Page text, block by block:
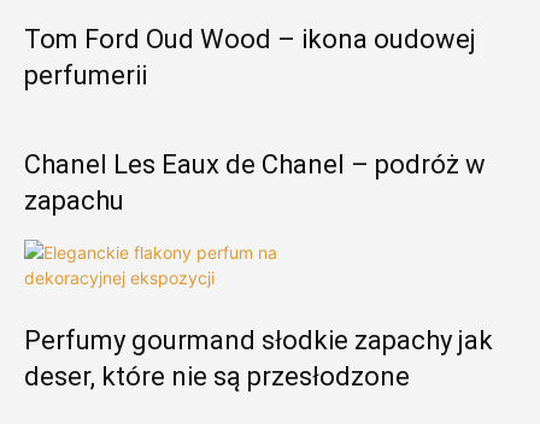
Tom Ford Oud Wood – ikona oudowej
perfumerii
Chanel Les Eaux de Chanel – podróż w
zapachu
Perfumy gourmand słodkie zapachy jak
deser, które nie są przesłodzone